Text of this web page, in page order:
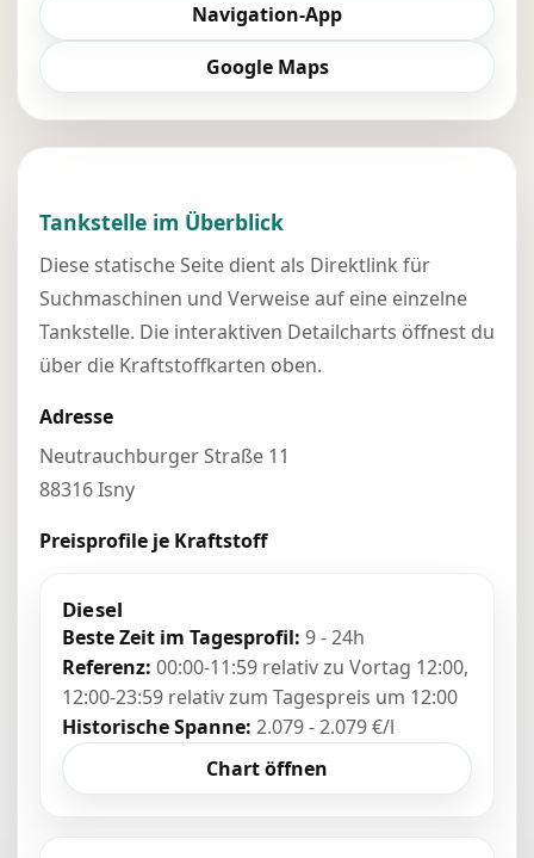
Navigation-App
Google Maps
Tankstelle im Überblick
Diese statische Seite dient als Direktlink für
Suchmaschinen und Verweise auf eine einzelne
Tankstelle. Die interaktiven Detailcharts öffnest du
über die Kraftstoffkarten oben.
Adresse
Neutrauchburger Straße 11
88316 Isny
Preisprofile je Kraftstoff
Diesel
Beste Zeit im Tagesprofil: 9 - 24h
Referenz: 00:00-11:59 relativ zu Vortag 12:00,
12:00-23:59 relativ zum Tagespreis um 12:00
Historische Spanne: 2.079 - 2.079 €/l
Chart öffnen